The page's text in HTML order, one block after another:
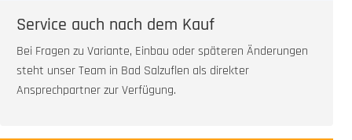
Service auch nach dem Kauf
Bei Fragen zu Variante, Einbau oder späteren Änderungen
steht unser Team in Bad Salzuflen als direkter
Ansprechpartner zur Verfügung.